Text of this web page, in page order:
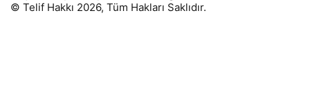
© Telif Hakkı 2026, Tüm Hakları Saklıdır.